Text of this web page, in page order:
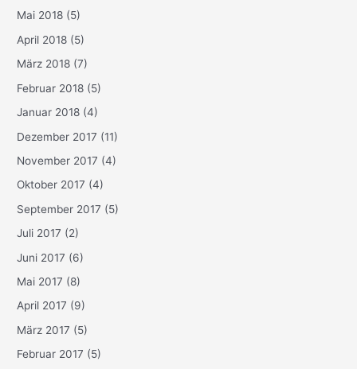
Mai 2018 (5)
April 2018 (5)
März 2018 (7)
Februar 2018 (5)
Januar 2018 (4)
Dezember 2017 (11)
November 2017 (4)
Oktober 2017 (4)
September 2017 (5)
Juli 2017 (2)
Juni 2017 (6)
Mai 2017 (8)
April 2017 (9)
März 2017 (5)
Februar 2017 (5)